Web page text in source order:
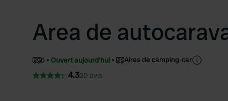
Area de
5 Ouvert aujourd'hui Aires de camping-car
4.320 avis